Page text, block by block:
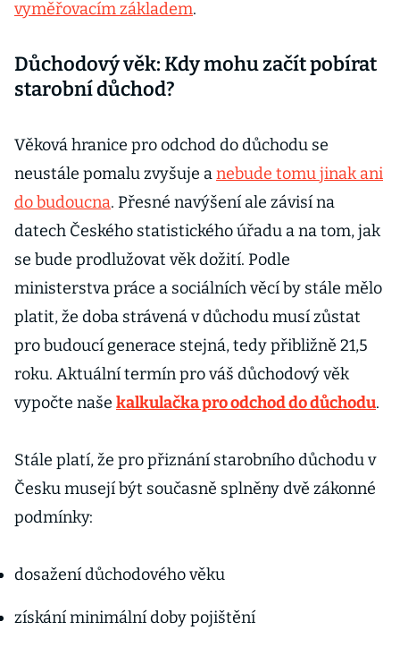
vyměřovacím základem.
Důchodový věk: Kdy mohu začít pobírat
starobní důchod?
Věková hranice pro odchod do důchodu se
neustále pomalu zvyšuje anebude tomu jinak ani
do budoucna. Přesné navýšení ale závisí na
datech Českého statistického úřadu a na tom, jak
se bude prodlužovat věk dožití. Podle
ministerstva práce a sociálních věcí by stále mělo
platit, že doba strávená v důchodu musí zůstat
pro budoucí generace stejná, tedy přibližně 21,5
roku. Aktuální termín pro váš důchodový věk
vypočte naše kalkulačka pro odchod do důchodu.
Stále platí, že pro přiznání starobního důchodu v
Česku musejí být současně splněny dvě zákonné
podmínky:
dosažení důchodového věku
získání minimální doby pojištění